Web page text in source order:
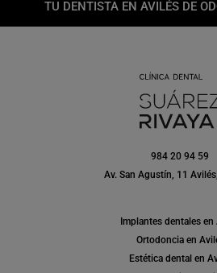
TU DENTISTA EN AVILÉS DE
984 20 94 59
Av. San Agustín, 11
Implantes dentales en
Ortodoncia en
Estética dental en